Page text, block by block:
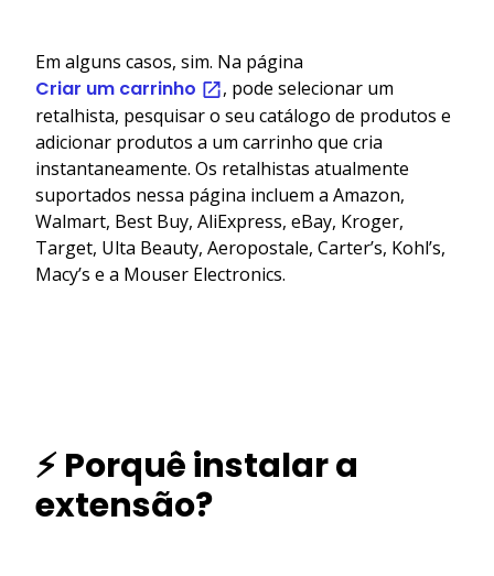
Em alguns casos, sim. Na página
Criar um carrinho
, pode selecionar um
retalhista, pesquisar o seu catálogo de produtos e
adicionar produtos a um carrinho que cria
instantaneamente. Os retalhistas atualmente
suportados nessa página incluem a Amazon,
Walmart, Best Buy, AliExpress, eBay, Kroger,
Target, Ulta Beauty, Aeropostale, Carter’s, Kohl’s,
Macy’s e a Mouser Electronics.
⚡ Porquê instalar a
extensão?